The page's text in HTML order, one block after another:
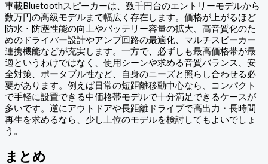
車載Bluetoothスピーカーは、数千円台のエントリーモデルから
数万円の高級モデルまで幅広く存在します。価格が上がるほど
防水・防塵性能の向上やバッテリー容量の拡大、高音質化のた
めのドライバー設計やアンプ回路の最適化、マルチスピーカー
連携機能などが充実します。一方で、必ずしも最高価格帯が最
適というわけではなく、使用シーンや求める音質バランス、安
全対策、ポータブル性など、自身のニーズと照らし合わせる必
要があります。例えば日常の短距離移動中心なら、コンパクト
で手軽に設置できる中価格帯モデルで十分満足できるケースが
多いです。逆にアウトドアや長距離ドライブで高出力・長時間
再生を求めるなら、少し上位のモデルを検討してもよいでしょ
う。
まとめ